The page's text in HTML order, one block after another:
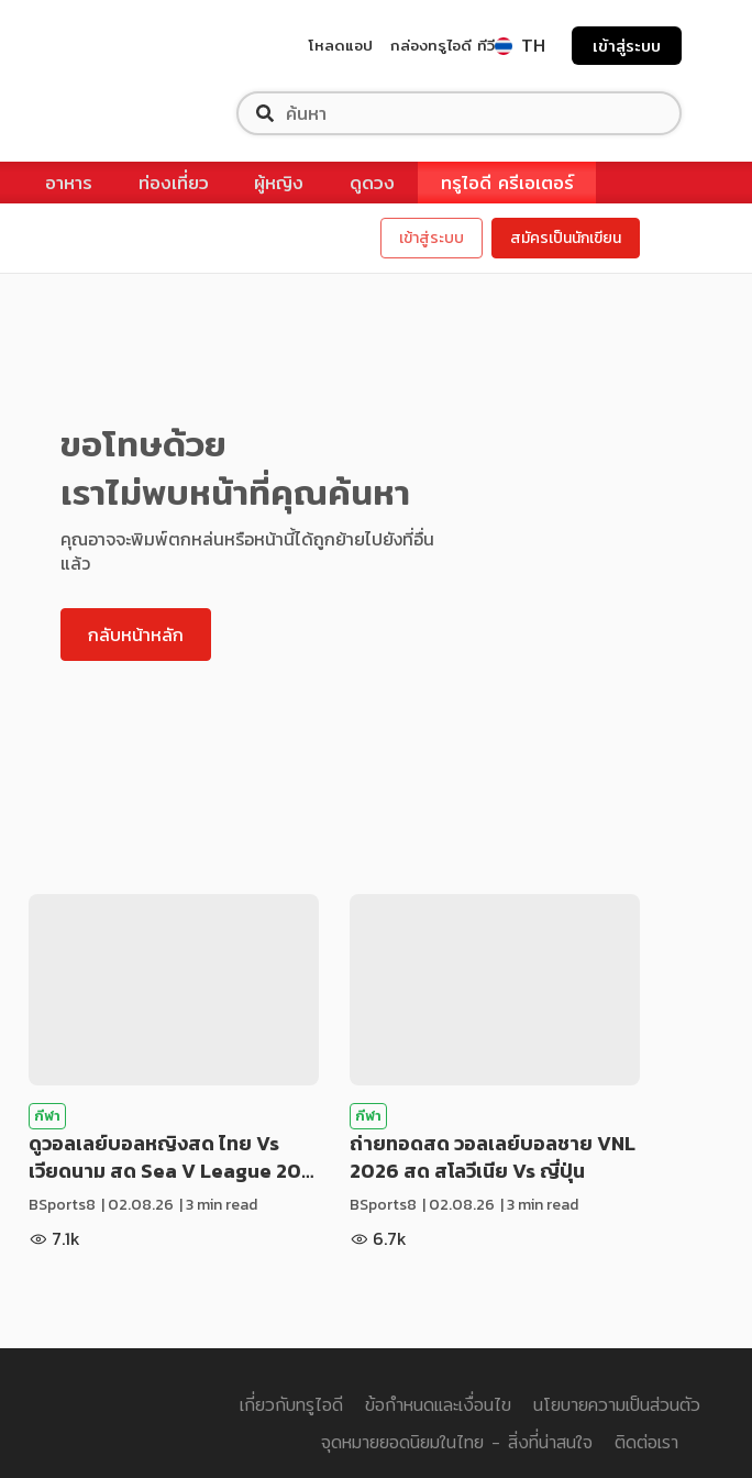
โหลดแอป กล่องทรูไอดี ทีวี TH เข้าสู่ระบบ
อาหาร ท่องเที่ยว ผู้หญิง ดูดวง ทรูไอดี ครีเอเตอร์
เข้าสู่ระบบ สมัครเป็นนักเขียน
ขอโทษด้วย
เราไม่พบหน้าที่คุณค้นหา
คุณอาจจะพิมพ์ตกหล่นหรือหน้านี้ได้ถูกย้ายไปยังที่อื่น
แล้ว
กลับหน้าหลัก
กีฬา
ดูวอลเลย์บอลหญิงสด ไทย Vs
เวียดนาม สด Sea V League 20…
BSports8 |02.08.26 | 3 min read
7.1k
กีฬา
ถ่ายทอดสด วอลเลย์บอลชาย VNL
2026 สด สโลวีเนีย Vs ญี่ปุ่น
BSports8 |02.08.26 | 3 min read
6.7k
เกี่ยวกับทรูไอดี ข้อกำหนดและเงื่อนไข
นโยบายความเป็นส่วนตัว
จุดหมายยอดนิยมในไทย - สิ่งที่น่าสนใจ
ติดต่อเรา